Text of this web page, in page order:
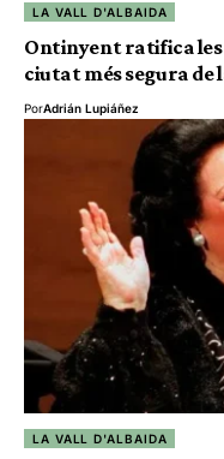
LA VALL D'ALBAIDA
Ontinyent ratifica les
ciutat més segura
PorAdrián Lupiáñez
LA VALL D'ALBAIDA